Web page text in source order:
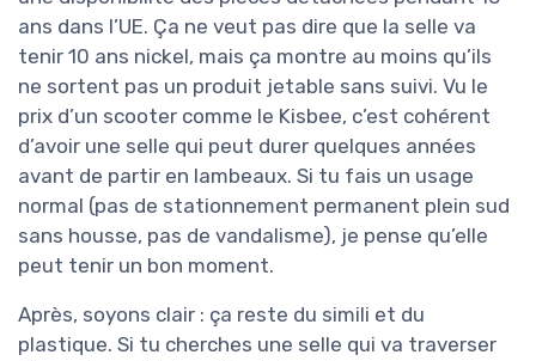
ans dans l’UE. Ça ne veut pas dire que la selle va
tenir 10 ans nickel, mais ça montre au moins qu’ils
ne sortent pas un produit jetable sans suivi. Vu le
prix d’un scooter comme le Kisbee, c’est cohérent
d’avoir une selle qui peut durer quelques années
avant de partir en lambeaux. Si tu fais un usage
normal (pas de stationnement permanent plein sud
sans housse, pas de vandalisme), je pense qu’elle
peut tenir un bon moment.
Après, soyons clair : ça reste du simili et du
plastique. Si tu cherches une selle qui va traverser